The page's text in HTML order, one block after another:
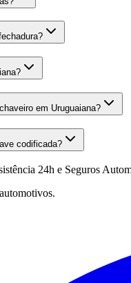
em Uruguaiana?
codificada?